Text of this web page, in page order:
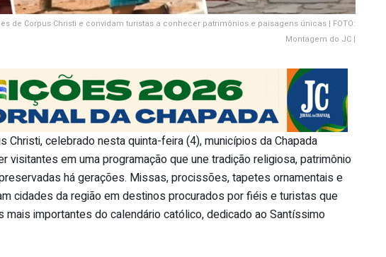
de Corpus Christi e convidam turistas a conhecer patrimônios e paisagens únicas | FOTO:
Montagem do JC |
Christi, celebrado nesta quinta-feira (4), municípios da Chapada
visitantes em uma programação que une tradição religiosa, patrimônio
há gerações. Missas, procissões, tapetes ornamentais e
cidades da região em destinos procurados por fiéis e turistas que
importantes do calendário católico, dedicado ao Santíssimo